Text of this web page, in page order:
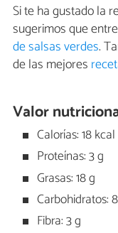
Si te ha gustado la
sugerimos que
de salsas verdes.
de las mejores
Valor
Calorías: 18 kcal
Proteínas: 3 g
Grasas: 18 g
Carbohidratos:
Fibra: 3 g